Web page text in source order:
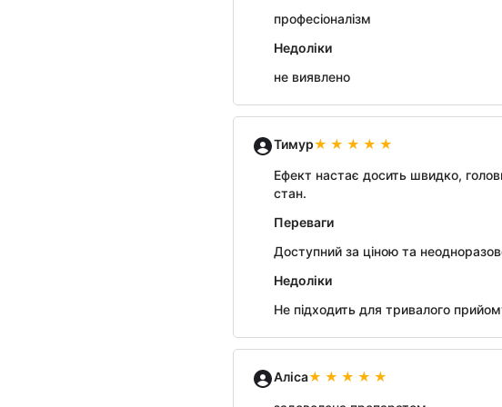
професіоналізм
Недоліки
не виявлено
Тимур
Ефект настає досить швидко,
стан.
Переваги
Доступний за ціною та
Недоліки
Не підходить для тривалого
Аліса